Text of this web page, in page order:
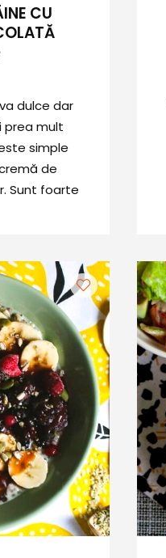
CU
dulce dar
prea mult
simple
de
Sunt foarte